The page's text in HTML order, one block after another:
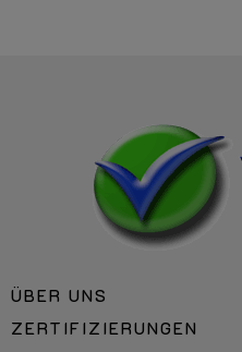
ÜBER UNS
ZERTIFIZIERUNGEN